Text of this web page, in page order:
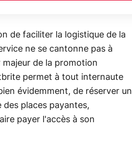
de faciliter la logistique de la
ne se cantonne pas à
de la promotion
permet à tout internaute
évidemment, de réserver un
places payantes,
payer l'accès à son